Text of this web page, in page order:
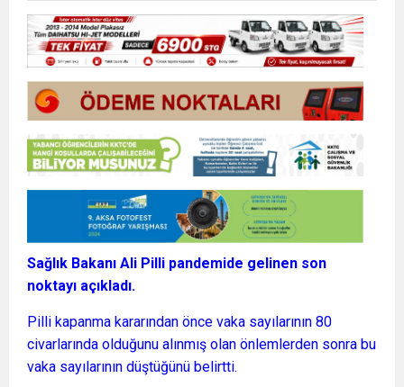
Sağlık Bakanı Ali Pilli pandemide gelinen son
noktayı açıkladı.
Pilli kapanma kararından önce vaka sayılarının 80
civarlarında olduğunu alınmış olan önlemlerden sonra bu
vaka sayılarının düştüğünü belirtti.